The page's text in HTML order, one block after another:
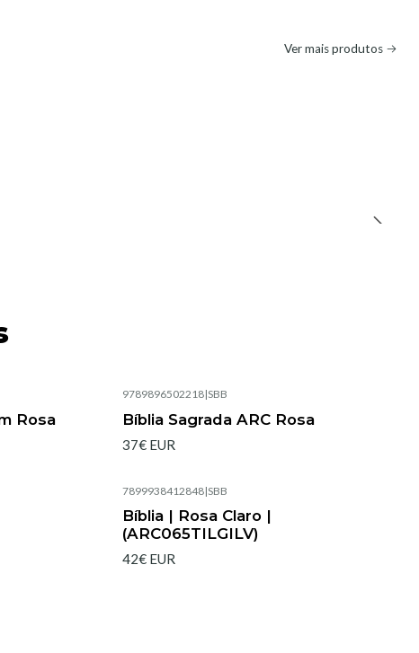
Ver mais produtos
Rosa
9789896502218|SBB
Bíblia Sagrada ARC Rosa
37€ EUR
7899938412848|SBB
Bíblia | Rosa Claro |
(ARC065TILGILV)
42€ EUR